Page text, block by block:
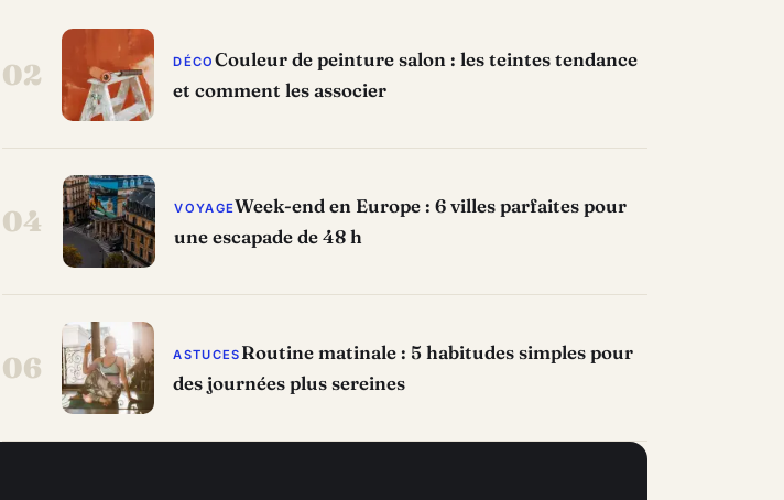
02 DÉCO Couleur de peinture salon : les teintes tendance
et comment les associer
04 VOYAGEWeek-end en Europe : 6 villes parfaites pour
une escapade de 48 h
06 ASTUCES Routine matinale : 5 habitudes simples pour
des journées plus sereines